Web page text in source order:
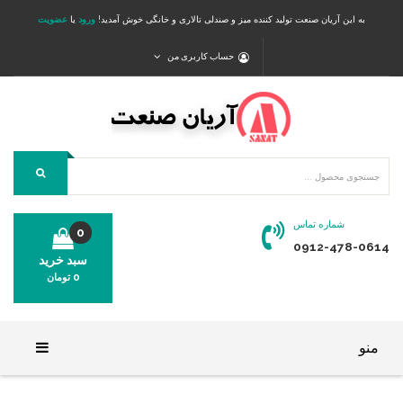
به این آریان صنعت تولید کننده میز و صندلی تالاری و خانگی خوش آمدید! ورود یا عضویت
حساب کاربری من
شماره تماس
0912-478-0614
سبد خرید
0
0 تومان
منو